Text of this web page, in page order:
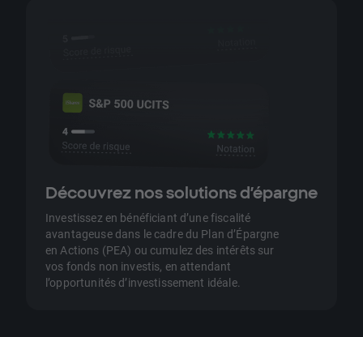
Découvrez nos solutions d’épargne
Investissez en bénéficiant d’une fiscalité
avantageuse dans le cadre du Plan d’Épargne
en Actions (PEA) ou cumulez des intérêts sur
vos fonds non investis, en attendant
l’opportunités d’investissement idéale.